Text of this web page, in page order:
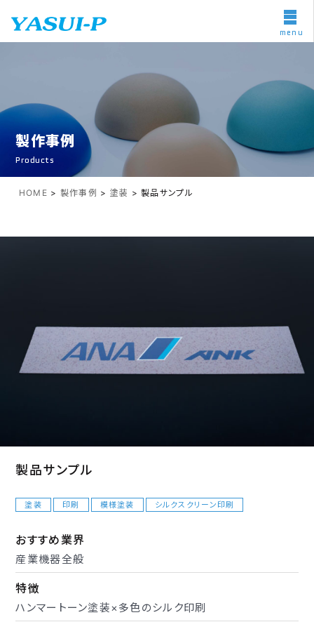
製作事例
Products
HOME > 製作事例 > 塗装 >製品サンプル
製品サンプル
塗装 印刷 模様塗装 シルクスクリーン印刷
おすすめ業界
産業機器全般
特徴
ハンマートーン塗装×多色のシルク印刷
menu